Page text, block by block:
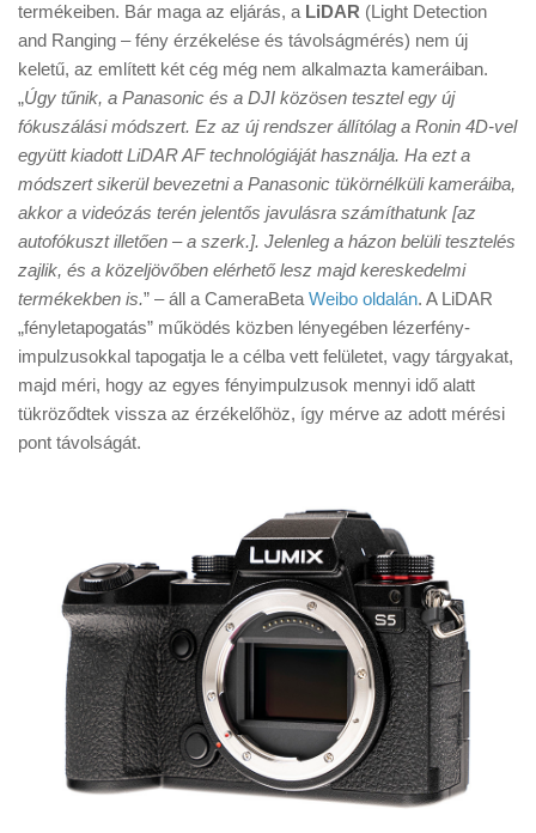
Érdekességek
Helyszíni Riport
E-BB
termékeiben. Bár maga az eljárás, a LiDAR (Light Detection
and Ranging – fény érzékelése és távolságmérés) nem új
keletű, az említett két cég még nem alkalmazta kameráiban.
„Úgy tűnik, a Panasonic és a DJI közösen tesztel egy új
fókuszálási módszert. Ez az új rendszer állítólag a Ronin 4D-vel
együtt kiadott LiDAR AF technológiáját használja. Ha ezt a
módszert sikerül bevezetni a Panasonic tükörnélküli kameráiba,
akkor a videózás terén jelentős javulásra számíthatunk [az
autofókuszt illetően – a szerk.]. Jelenleg a házon belüli tesztelés
zajlik, és a közeljövőben elérhető lesz majd kereskedelmi
termékekben is.” – áll a CameraBeta Weibo oldalán. A LiDAR
„fényletapogatás” működés közben lényegében lézerfény-
impulzusokkal tapogatja le a célba vett felületet, vagy tárgyakat,
majd méri, hogy az egyes fényimpulzusok mennyi idő alatt
tükröződtek vissza az érzékelőhöz, így mérve az adott mérési
pont távolságát.